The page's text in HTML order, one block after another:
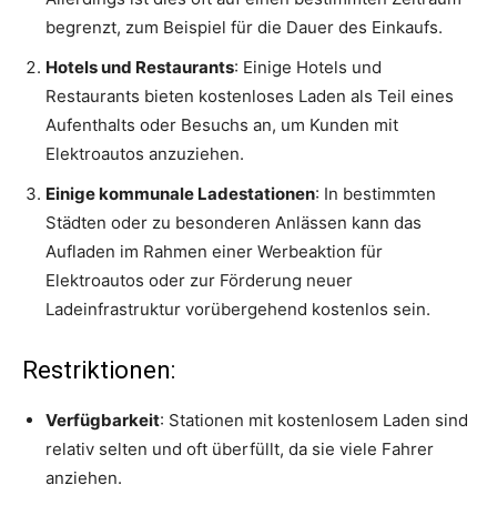
begrenzt, zum Beispiel für die Dauer des Einkaufs.
Hotels und Restaurants: Einige Hotels und
Restaurants bieten kostenloses Laden als Teil eines
Aufenthalts oder Besuchs an, um Kunden mit
Elektroautos anzuziehen.
Einige kommunale Ladestationen: In bestimmten
Städten oder zu besonderen Anlässen kann das
Aufladen im Rahmen einer Werbeaktion für
Elektroautos oder zur Förderung neuer
Ladeinfrastruktur vorübergehend kostenlos sein.
Restriktionen:
Verfügbarkeit: Stationen mit kostenlosem Laden sind
relativ selten und oft überfüllt, da sie viele Fahrer
anziehen.